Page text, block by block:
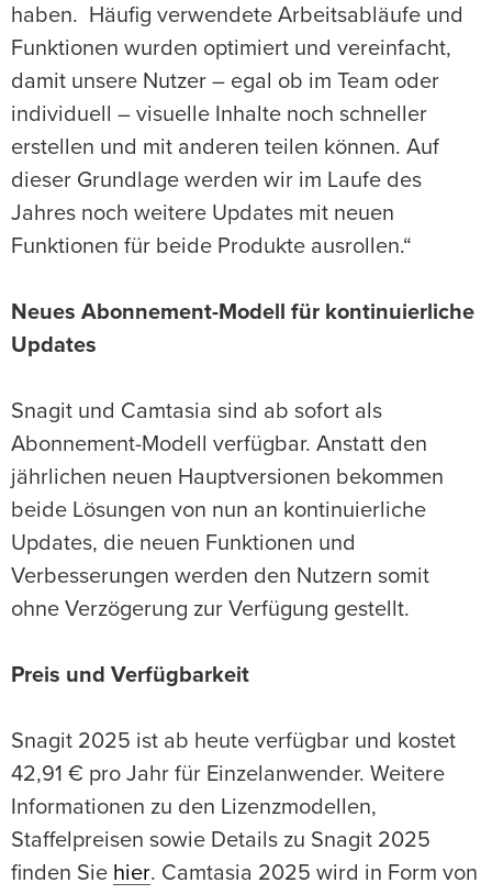
haben. Häufig verwendete Arbeitsabläufe und
Funktionen wurden optimiert und vereinfacht,
damit unsere Nutzer – egal ob im Team oder
individuell – visuelle Inhalte noch schneller
erstellen und mit anderen teilen können. Auf
dieser Grundlage werden wir im Laufe des
Jahres noch weitere Updates mit neuen
Funktionen für beide Produkte ausrollen.“
Neues Abonnement-Modell für kontinuierliche
Updates
Snagit und Camtasia sind ab sofort als
Abonnement-Modell verfügbar. Anstatt den
jährlichen neuen Hauptversionen bekommen
beide Lösungen von nun an kontinuierliche
Updates, die neuen Funktionen und
Verbesserungen werden den Nutzern somit
ohne Verzögerung zur Verfügung gestellt.
Preis und Verfügbarkeit
Snagit 2025 ist ab heute verfügbar und kostet
42,91 € pro Jahr für Einzelanwender. Weitere
Informationen zu den Lizenzmodellen,
Staffelpreisen sowie Details zu Snagit 2025
finden Sie hier. Camtasia 2025 wird in Form von